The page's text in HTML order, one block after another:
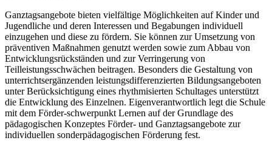
Ganztagsangebote bieten vielfältige Möglichkeiten auf Kinder und
Jugendliche und deren Interessen und Begabungen individuell
einzugehen und diese zu fördern. Sie können zur Umsetzung von
präventiven Maßnahmen genutzt werden sowie zum Abbau von
Entwicklungsrückständen und zur Verringerung von
Teilleistungsschwächen beitragen. Besonders die Gestaltung von
unterrichtsergänzenden leistungsdifferenzierten Bildungsangeboten
unter Berücksichtigung eines rhythmisierten Schultages unterstützt
die Entwicklung des Einzelnen. Eigenverantwortlich legt die Schule
mit dem Förder-schwerpunkt Lernen auf der Grundlage des
pädagogischen Konzeptes Förder- und Ganztagsangebote zur
individuellen sonderpädagogischen Förderung fest.